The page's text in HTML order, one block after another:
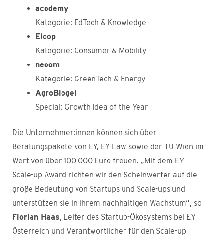
acodemy
Kategorie: EdTech & Knowledge
Eloop
Kategorie: Consumer & Mobility
neoom
Kategorie: GreenTech & Energy
AgroBiogel
Special: Growth Idea of the Year
Die Unternehmer:innen können sich über
Beratungspakete von EY, EY Law sowie der TU Wien im
Wert von über 100.000 Euro freuen. „Mit dem EY
Scale-up Award richten wir den Scheinwerfer auf die
große Bedeutung von Startups und Scale-ups und
unterstützen sie in ihrem nachhaltigen Wachstum“, so
Florian Haas, Leiter des Startup-Ökosystems bei EY
Österreich und Verantwortlicher für den Scale-up